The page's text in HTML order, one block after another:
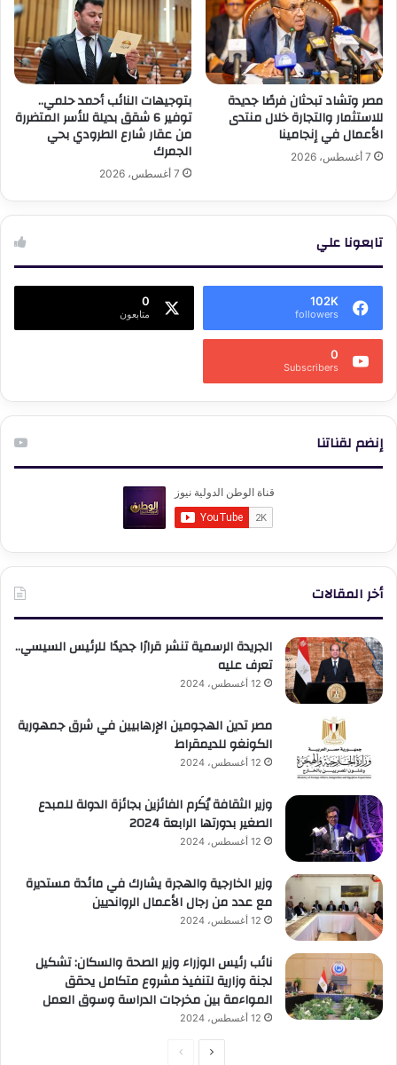
مصر وتشاد تبحثان فرصًا جديدة
للاستثمار والتجارة خلال منتدى
الأعمال في إنجامينا
7 أغسطس، 2026
بتوجيهات النائب أحمد حلمي..
توفير 6 شقق بديلة للأسر المتضررة
من عقار شارع الطرودي بحي
الجمرك
7 أغسطس، 2026
تابعونا علي
102K
followers
0
متابعون
0
Subscribers
إنضم لقناتنا
أخر المقالات
الجريدة الرسمية تنشر قرارًا جديدًا للرئيس السيسي..
تعرف عليه
12 أغسطس، 2024
مصر تدين الهجومين الإرهابيين في شرق جمهورية
الكونغو للديمقراط
12 أغسطس، 2024
وزير الثقافة يُكَرم الفائزين بجائزة الدولة للمبدع
الصغير بدورتها الرابعة 2024
12 أغسطس، 2024
وزير الخارجية والهجرة يشارك في مائدة مستديرة
مع عدد من رجال الأعمال الروانديين
12 أغسطس، 2024
نائب رئيس الوزراء وزير الصحة والسكان: تشكيل
لجنة وزارية لتنفيذ مشروع متكامل يحقق
المواءمة بين مخرجات الدراسة وسوق العمل
12 أغسطس، 2024
الصفحةالصفحة